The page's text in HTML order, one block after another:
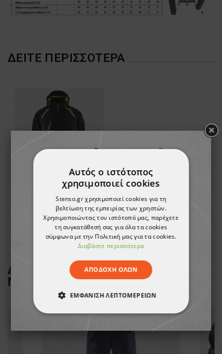
ΔΕΊΤΕ ΠΕΡΙΣΣΌΤΕΡΑ
Μπουφάν εργασίας FRISTADS PRIMALOFT STRETCH WINTER BLACK
355,06 €
ΔΕΙΤΕ ΠΕΡΙΣΣΟΤΕΡΑ ΑΠΟ ΤΗ
ΜΑΡΚΑ
FRISTADS
Αυτός ο ιστότοπος
χρησιμοποιεί cookies
Stenso.gr χρησιμοποιεί cookies για τη
βελτίωση της εμπειρίας των χρηστών.
Χρησιμοποιώντας τον ιστότοπό μας, παρέχετε
τη συγκατάθεσή σας για όλα τα cookies
σύμφωνα με την Πολιτική μας για τα cookies.
Διαβάστε περισσότερα
ΑΠΟΔΟΧΉ ΌΛΩΝ
ΕΜΦΆΝΙΣΗ ΛΕΠΤΟΜΕΡΕΙΏΝ
ΑΠΟΛΎΤΩΣ ΑΠΑΡΑΊΤΗΤΑ